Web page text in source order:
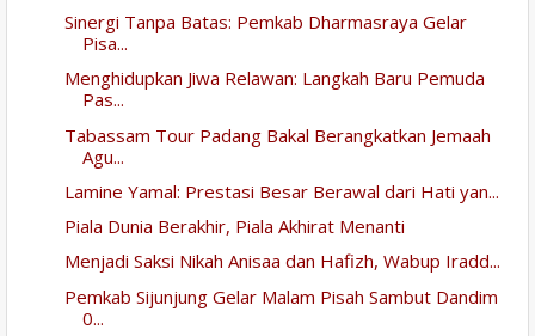
Sinergi Tanpa Batas: Pemkab Dharmasraya Gelar
Pisa...
Menghidupkan Jiwa Relawan: Langkah Baru Pemuda
Pas...
Tabassam Tour Padang Bakal Berangkatkan Jemaah
Agu...
Lamine Yamal: Prestasi Besar Berawal dari Hati yan...
Piala Dunia Berakhir, Piala Akhirat Menanti
Menjadi Saksi Nikah Anisaa dan Hafizh, Wabup Iradd...
Pemkab Sijunjung Gelar Malam Pisah Sambut Dandim
0...